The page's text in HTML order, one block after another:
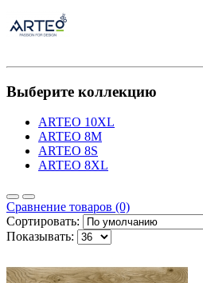
Выберите коллекцию
ARTEO 10XL
ARTEO 8M
ARTEO 8S
ARTEO 8XL
Сравнение товаров (0)
Сортировать:
Показывать: